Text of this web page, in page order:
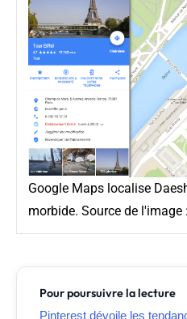
Google Maps localise
morbide. Source de l'image :
Pour poursuivre la lecture
Pinterest dévoile les